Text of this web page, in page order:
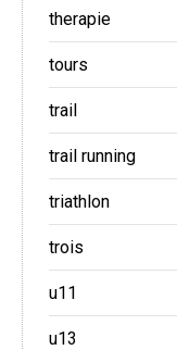
therapie
tours
trail
trail running
triathlon
trois
u11
u13